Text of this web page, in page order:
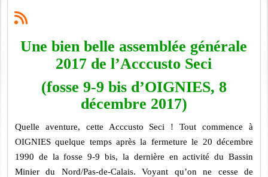
Une bien belle assemblée générale
2017 de l’Acccusto Seci
(fosse 9-9 bis d’OIGNIES, 8
décembre 2017)
Quelle aventure, cette Acccusto Seci ! Tout commence à
OIGNIES quelque temps après la fermeture le 20 décembre
1990 de la fosse 9-9 bis, la dernière en activité du Bassin
Minier du Nord/Pas-de-Calais. Voyant qu’on ne cesse de